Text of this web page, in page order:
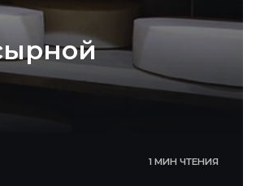
1 МИН ЧТЕНИЯ